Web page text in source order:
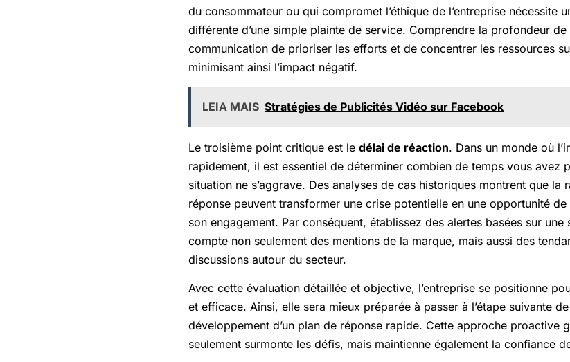
du consommateur ou qui compromet l’éthique de l’entreprise nécessite
différente d’une simple plainte de service. Comprendre la profondeur
communication de prioriser les efforts et de concentrer les ressources
minimisant ainsi l’impact négatif.
LEIA MAIS Stratégies de Publicités Vidéo sur Facebook
Le troisième point critique est le délai de réaction. Dans un monde où
rapidement, il est essentiel de déterminer combien de temps vous avez
situation ne s’aggrave. Des analyses de cas historiques montrent que la
réponse peuvent transformer une crise potentielle en une opportunité
son engagement. Par conséquent, établissez des alertes basées sur
compte non seulement des mentions de la marque, mais aussi des
discussions autour du secteur.
Avec cette évaluation détaillée et objective, l’entreprise se positionne
et efficace. Ainsi, elle sera mieux préparée à passer à l’étape suivante
développement d’un plan de réponse rapide. Cette approche proactive
seulement surmonte les défis, mais maintienne également la confiance